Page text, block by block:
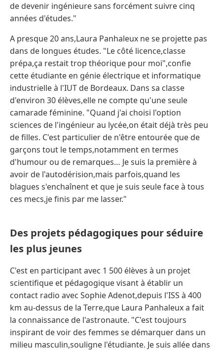
de devenir ingénieure sans forcément suivre cinq
années d'études."
A presque 20 ans,Laura Panhaleux ne se projette pas
dans de longues études. "Le côté licence,classe
prépa,ça restait trop théorique pour moi",confie
cette étudiante en génie électrique et informatique
industrielle à l'IUT de Bordeaux. Dans sa classe
d'environ 30 élèves,elle ne compte qu'une seule
camarade féminine. "Quand j'ai choisi l'option
sciences de l'ingénieur au lycée,on était déjà très peu
de filles. C'est particulier de n'être entourée que de
garçons tout le temps,notamment en termes
d'humour ou de remarques… Je suis la première à
avoir de l'autodérision,mais parfois,quand les
blagues s'enchaînent et que je suis seule face à tous
ces mecs,je finis par me lasser."
Des projets pédagogiques pour séduire
les plus jeunes
C'est en participant avec 1 500 élèves à un projet
scientifique et pédagogique visant à établir un
contact radio avec Sophie Adenot,depuis l'ISS à 400
km au-dessus de la Terre,que Laura Panhaleux a fait
la connaissance de l'astronaute. "C'est toujours
inspirant de voir des femmes se démarquer dans un
milieu masculin,souligne l'étudiante. Je suis allée dans